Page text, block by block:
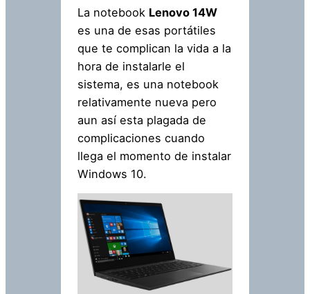
La notebook Lenovo 14W
es una de esas portátiles
que te complican la vida a la
hora de instalarle el
sistema, es una notebook
relativamente nueva pero
aun así esta plagada de
complicaciones cuando
llega el momento de instalar
Windows 10.